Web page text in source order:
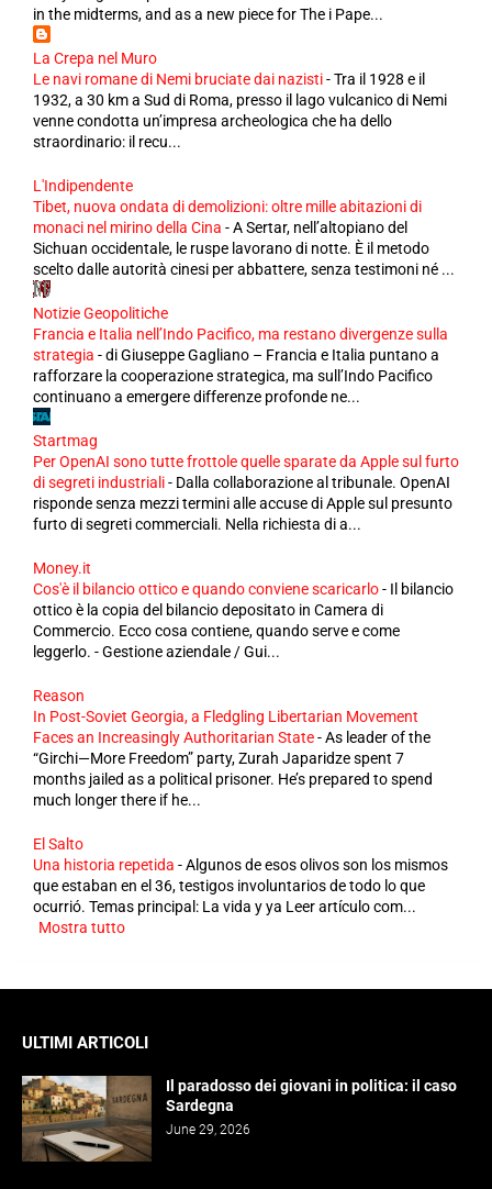
in the midterms, and as a new piece for The i Pape...
La Crepa nel Muro
Le navi romane di Nemi bruciate dai nazisti-Tra il 1928 e il
1932, a 30 km a Sud di Roma, presso il lago vulcanico di Nemi
venne condotta un’impresa archeologica che ha dello
straordinario: il recu...
L'Indipendente
Tibet, nuova ondata di demolizioni: oltre mille abitazioni di
monaci nel mirino della Cina -A Sertar, nell’altopiano del
Sichuan occidentale, le ruspe lavorano di notte. È il metodo
scelto dalle autorità cinesi per abbattere, senza testimoni né ...
Notizie Geopolitiche
Francia e Italia nell’Indo Pacifico, ma restano divergenze sulla
strategia -di Giuseppe Gagliano – Francia e Italia puntano a
rafforzare la cooperazione strategica, ma sull’Indo Pacifico
continuano a emergere differenze profonde ne...
Startmag
Per OpenAI sono tutte frottole quelle sparate da Apple sul furto
di segreti industriali- Dalla collaborazione al tribunale. OpenAI
risponde senza mezzi termini alle accuse di Apple sul presunto
furto di segreti commerciali. Nella richiesta di a...
Money.it
Cos'è il bilancio ottico e quando conviene scaricarlo- Il bilancio
ottico è la copia del bilancio depositato in Camera di
Commercio. Ecco cosa contiene, quando serve e come
leggerlo. - Gestione aziendale / Gui...
Reason
In Post-Soviet Georgia, a Fledgling Libertarian Movement
Faces an Increasingly Authoritarian State-As leader of the
“Girchi—More Freedom” party, Zurah Japaridze spent 7
months jailed as a political prisoner. He’s prepared to spend
much longer there if he...
El Salto
Una historia repetida -Algunos de esos olivos son los mismos
que estaban en el 36, testigos involuntarios de todo lo que
ocurrió. Temas principal: La vida y ya Leer artículo com...
Mostra tutto
ULTIMI ARTICOLI
Il paradosso dei giovani in politica: il caso
Sardegna
June 29, 2026